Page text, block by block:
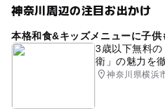
神奈川周辺の注目お出かけ
本格和食&キッズメニューに子供
3歳以下無料
衛」の魅力を
神奈川県横浜